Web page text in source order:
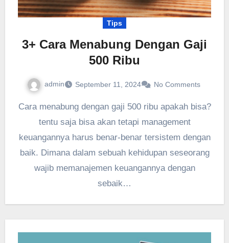
Tips
3+ Cara Menabung Dengan Gaji
500 Ribu
admin September 11, 2024 No Comments
Cara menabung dengan gaji 500 ribu apakah bisa?
tentu saja bisa akan tetapi management
keuangannya harus benar-benar tersistem dengan
baik. Dimana dalam sebuah kehidupan seseorang
wajib memanajemen keuangannya dengan
sebaik…